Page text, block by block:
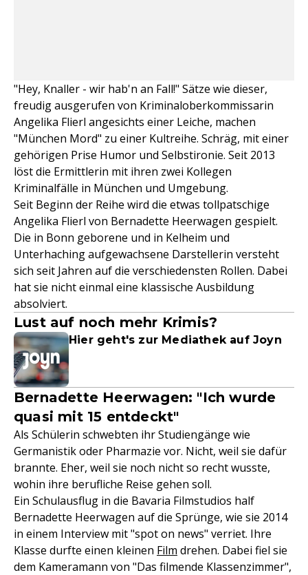
"Hey, Knaller - wir hab'n an Fall!" Sätze wie dieser,
freudig ausgerufen von Kriminaloberkommissarin
Angelika Flierl angesichts einer Leiche, machen
"München Mord" zu einer Kultreihe. Schräg, mit einer
gehörigen Prise Humor und Selbstironie. Seit 2013
löst die Ermittlerin mit ihren zwei Kollegen
Kriminalfälle in München und Umgebung.
Seit Beginn der Reihe wird die etwas tollpatschige
Angelika Flierl von Bernadette Heerwagen gespielt.
Die in Bonn geborene und in Kelheim und
Unterhaching aufgewachsene Darstellerin versteht
sich seit Jahren auf die verschiedensten Rollen. Dabei
hat sie nicht einmal eine klassische Ausbildung
absolviert.
Lust auf noch mehr Krimis?
Hier geht's zur Mediathek auf Joyn
Bernadette Heerwagen: "Ich wurde
quasi mit 15 entdeckt"
Als Schülerin schwebten ihr Studiengänge wie
Germanistik oder Pharmazie vor. Nicht, weil sie dafür
brannte. Eher, weil sie noch nicht so recht wusste,
wohin ihre berufliche Reise gehen soll.
Ein Schulausflug in die Bavaria Filmstudios half
Bernadette Heerwagen auf die Sprünge, wie sie 2014
in einem Interview mit "spot on news" verriet. Ihre
Klasse durfte einen kleinen Film drehen. Dabei fiel sie
dem Kameramann von "Das filmende Klassenzimmer",